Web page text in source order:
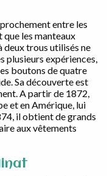
entre les
que les manteaux
deux trous utilisés ne
plusieurs expériences,
boutons de quatre
Sa découverte est
A partir de 1872,
et en Amérique, lui
il obtient de grands
aux vêtements